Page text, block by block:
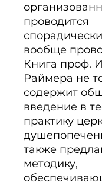
проводится
вообще
Книга проф.
Раймера не
содержит
введение в
практику
также
методику,